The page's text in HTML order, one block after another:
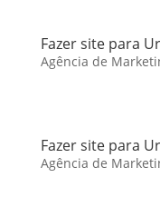
Fazer site para
Agência de
Fazer site para
Agência de